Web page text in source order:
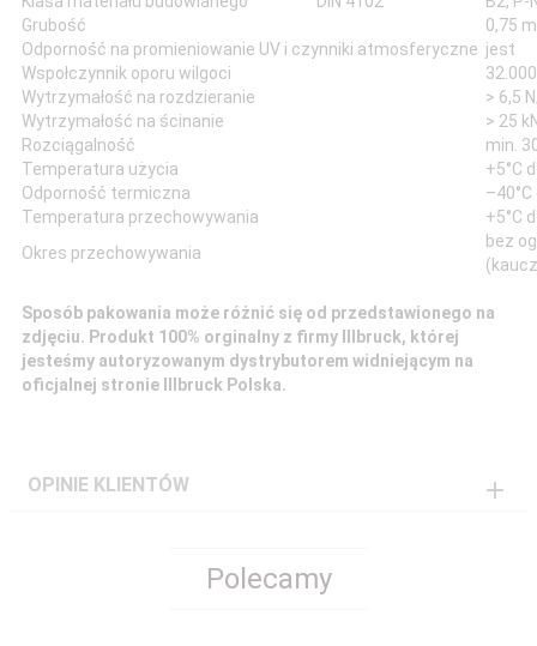
Grubość
0,75
Odporność na promieniowanie UV i czynniki atmosferyczne jest
Wspołczynnik oporu wilgoci
Wytrzymałość na rozdzieranie
> 6,5
Wytrzymałość na ścinanie
> 25
Rozciągalność
min.
Temperatura użycia
+5°C
Odporność termiczna
–40°C
Temperatura przechowywania
+5°C
Okres przechowywania
bez
Sposób pakowania może różnić się od przedstawionego na
zdjęciu. Produkt 100% orginalny z firmy Illbruck, której
jesteśmy autoryzowanym dystrybutorem widniejącym na
oficjalnej stronie Illbruck Polska.
OPINIE KLIENTÓW
Polecamy